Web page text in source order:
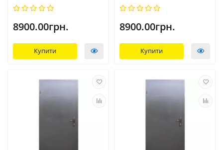
8900.00грн.
Купити
8900.00грн.
Купити